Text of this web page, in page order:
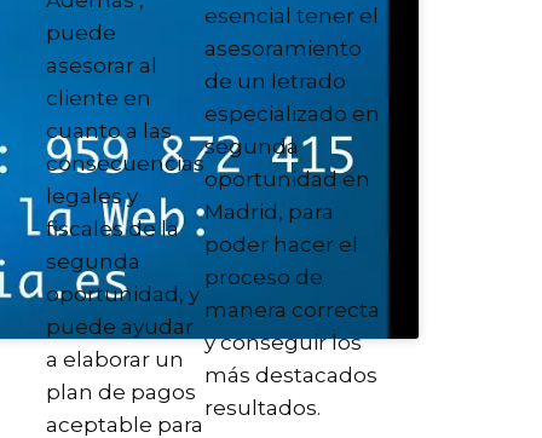
puede
asesorar al
cliente en
cuanto a las
consecuencias
legales y
fiscales de la
segunda
oportunidad, y
puede ayudar
a elaborar un
plan de pagos
aceptable para
esencial tener el
asesoramiento
de un letrado
especializado en
segunda
oportunidad en
Madrid, para
poder hacer el
proceso de
manera correcta
y conseguir los
más destacados
resultados.